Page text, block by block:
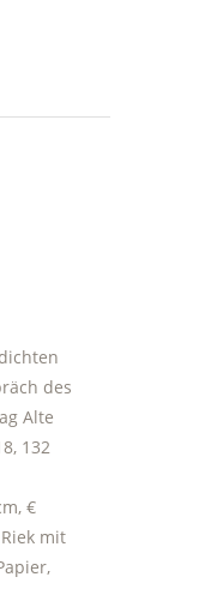
des
Alte
132
€
mit